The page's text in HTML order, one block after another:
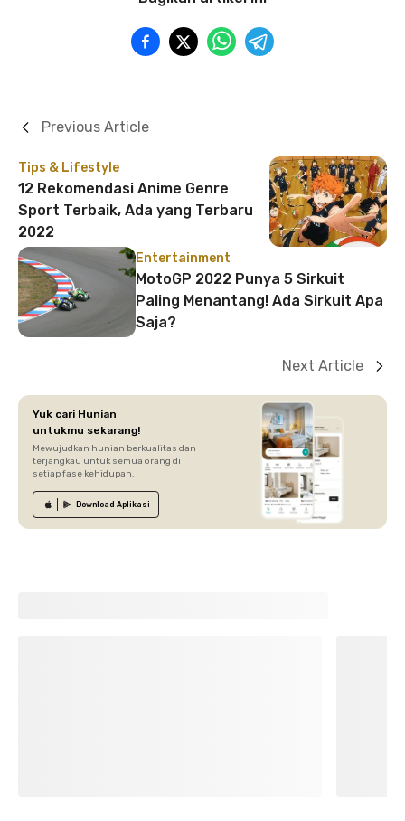
Tips & Lifestyle
12 Rekomendasi Anime Genre
Sport Terbaik, Ada yang Terbaru
2022
Previous Article
Entertainment
MotoGP 2022 Punya 5 Sirkuit
Paling Menantang! Ada Sirkuit Apa
Saja?
Next Article
Yuk cari Hunian
untukmu sekarang!
Mewujudkan hunian berkualitas dan
terjangkau untuk semua orang di
setiap fase kehidupan.
Download Aplikasi